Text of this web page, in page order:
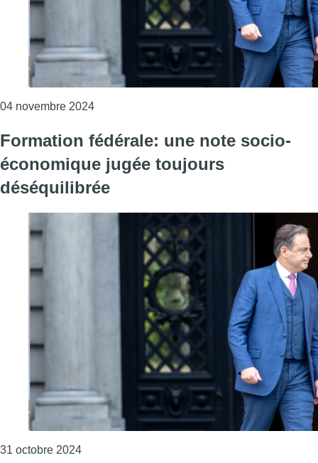
04 novembre 2024Consulter l'article "Bart De Wever attendu
Formation fédérale: une note socio-
économique jugée toujours
déséquilibrée
31 octobre 2024Consulter l'article "Formation fédérale: une